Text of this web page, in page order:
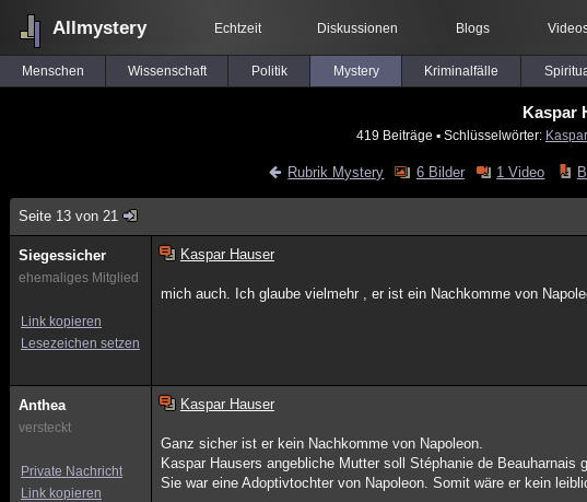
Allmystery Echtzeit Diskussionen Blogs
Menschen Wissenschaft Politik Mystery Kriminalfälle
Kaspar
419 Beiträge ▪ Schlüsselwörter:
Rubrik Mystery 6 Bilder 1 Video
Seite 13 von 21
Siegessicher
ehemaliges Mitglied
Link kopieren
Lesezeichen setzen
Kaspar Hauser
mich auch. Ich glaube vielmehr , er ist ein Nachkomme von
Anthea
versteckt
Private Nachricht
Link kopieren
Kaspar Hauser
Ganz sicher ist er kein Nachkomme von Napoleon.
Kaspar Hausers angebliche Mutter soll Stéphanie de Beauharnais
Sie war eine Adoptivtochter von Napoleon. Somit wäre er kein